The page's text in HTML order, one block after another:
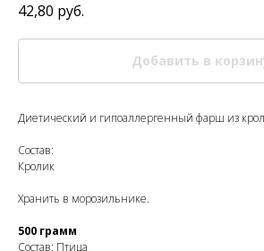
42,80 руб.
Добавить в
Диетический и гипоаллергенный фарш из
Состав:
Кролик
Хранить в морозильнике.
500 грамм
Состав: Птица